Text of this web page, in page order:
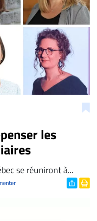
les
se réuniront à...